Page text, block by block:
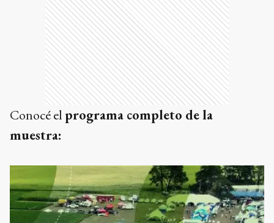
Conocé el programa completo de la
muestra: